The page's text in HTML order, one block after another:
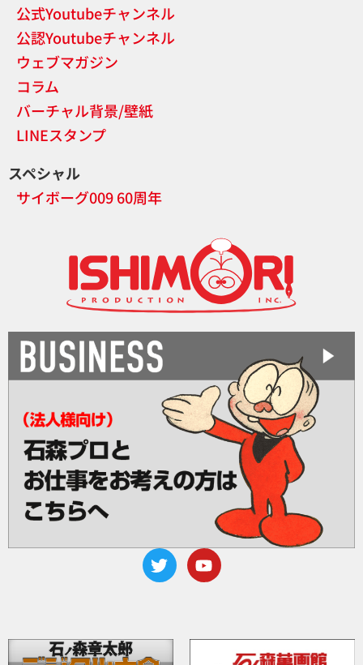
公式Youtubeチャンネル
公認Youtubeチャンネル
ウェブマガジン
コラム
バーチャル背景/壁紙
LINEスタンプ
スペシャル
サイボーグ009 60周年